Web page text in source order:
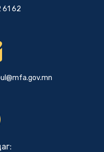
61 62